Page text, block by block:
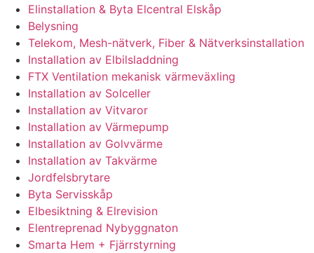
Elinstallation & Byta Elcentral Elskåp
Belysning
Telekom, Mesh-nätverk, Fiber & Nätverksinstallation
Installation av Elbilsladdning
FTX Ventilation mekanisk värmeväxling
Installation av Solceller
Installation av Vitvaror
Installation av Värmepump
Installation av Golvvärme
Installation av Takvärme
Jordfelsbrytare
Byta Servisskåp
Elbesiktning & Elrevision
Elentreprenad Nybyggnaton
Smarta Hem + Fjärrstyrning